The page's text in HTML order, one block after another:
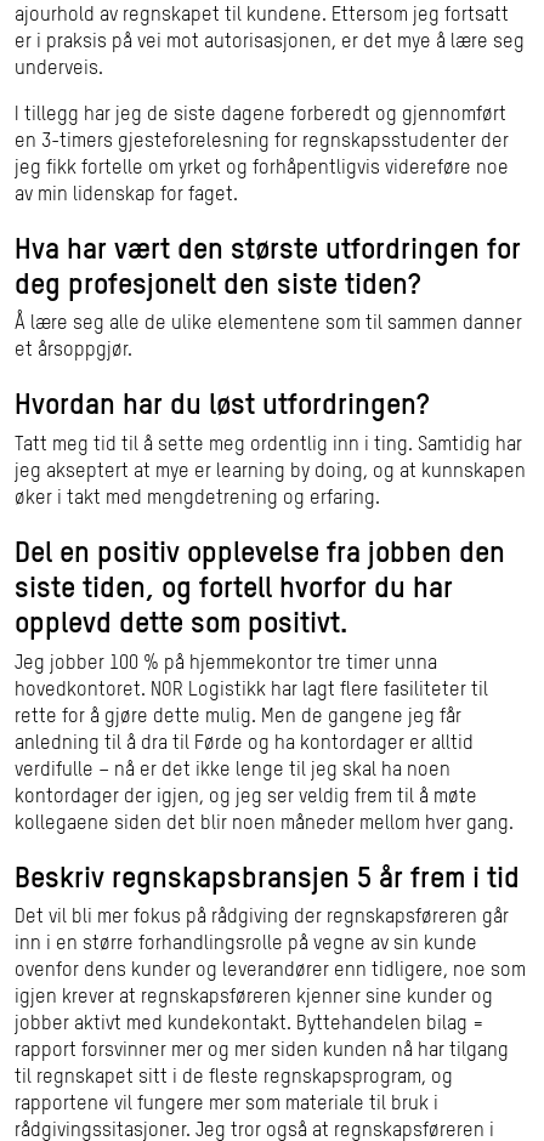
ajourhold av regnskapet til kundene. Ettersom jeg fortsatt
er i praksis på vei mot autorisasjonen, er det mye å lære seg
underveis.
I tillegg har jeg de siste dagene forberedt og gjennomført
en 3-timers gjesteforelesning for regnskapsstudenter der
jeg fikk fortelle om yrket og forhåpentligvis videreføre noe
av min lidenskap for faget.
Hva har vært den største utfordringen for
deg profesjonelt den siste tiden?
Å lære seg alle de ulike elementene som til sammen danner
et årsoppgjør.
Hvordan har du løst utfordringen?
Tatt meg tid til å sette meg ordentlig inn i ting. Samtidig har
jeg akseptert at mye er learning by doing, og at kunnskapen
øker i takt med mengdetrening og erfaring.
Del en positiv opplevelse fra jobben den
siste tiden, og fortell hvorfor du har
opplevd dette som positivt.
Jeg jobber 100 % på hjemmekontor tre timer unna
hovedkontoret. NOR Logistikk har lagt flere fasiliteter til
rette for å gjøre dette mulig. Men de gangene jeg får
anledning til å dra til Førde og ha kontordager er alltid
verdifulle – nå er det ikke lenge til jeg skal ha noen
kontordager der igjen, og jeg ser veldig frem til å møte
kollegaene siden det blir noen måneder mellom hver gang.
Beskriv regnskapsbransjen 5 år frem i tid
Det vil bli mer fokus på rådgiving der regnskapsføreren går
inn i en større forhandlingsrolle på vegne av sin kunde
ovenfor dens kunder og leverandører enn tidligere, noe som
igjen krever at regnskapsføreren kjenner sine kunder og
jobber aktivt med kundekontakt. Byttehandelen bilag =
rapport forsvinner mer og mer siden kunden nå har tilgang
til regnskapet sitt i de fleste regnskapsprogram, og
rapportene vil fungere mer som materiale til bruk i
rådgivingssitasjoner. Jeg tror også at regnskapsføreren i